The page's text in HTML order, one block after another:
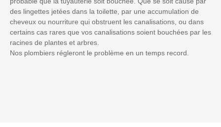
des lingettes jetées dans la toilette, par une accumulation de
cheveux ou nourriture qui obstruent les canalisations, ou dans
certains cas rares que vos canalisations soient bouchées par les
racines de plantes et arbres.
Nos plombiers régleront le problème en un temps record.